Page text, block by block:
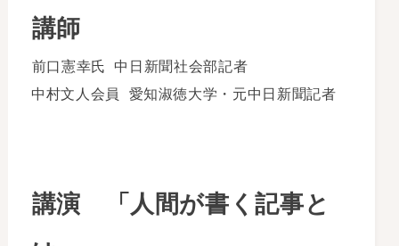
講師
前口憲幸氏 中日新聞社会部記者
中村文人会員 愛知淑徳大学・元中日新聞記者
講演 「人間が書く記事と